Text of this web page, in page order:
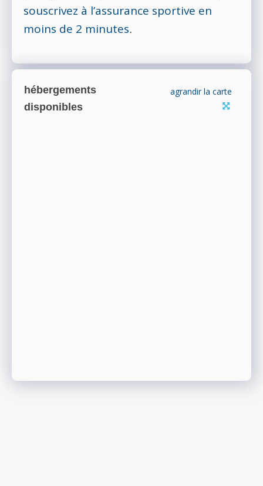
souscrivez à l’assurance sportive en
moins de 2 minutes.
hébergements
disponibles
agrandir la carte